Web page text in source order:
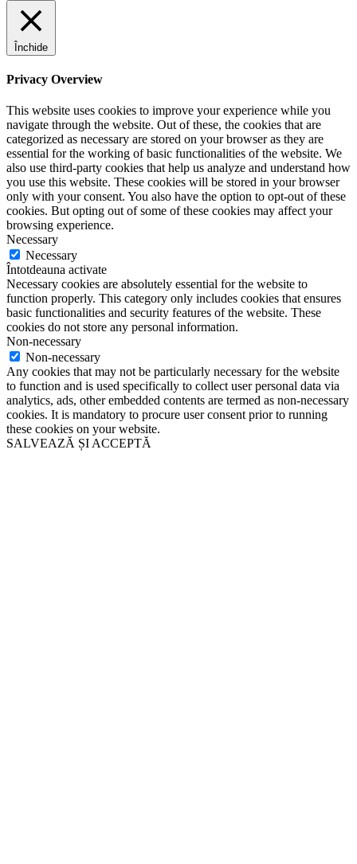
Închide
Privacy Overview
This website uses cookies to improve your experience while you
navigate through the website. Out of these, the cookies that are
categorized as necessary are stored on your browser as they are
essential for the working of basic functionalities of the website. We
also use third-party cookies that help us analyze and understand how
you use this website. These cookies will be stored in your browser
only with your consent. You also have the option to opt-out of these
cookies. But opting out of some of these cookies may affect your
browsing experience.
Necessary
Necessary
Întotdeauna activate
Necessary cookies are absolutely essential for the website to
function properly. This category only includes cookies that ensures
basic functionalities and security features of the website. These
cookies do not store any personal information.
Non-necessary
Non-necessary
Any cookies that may not be particularly necessary for the website
to function and is used specifically to collect user personal data via
analytics, ads, other embedded contents are termed as non-necessary
cookies. It is mandatory to procure user consent prior to running
these cookies on your website.
SALVEAZĂ ȘI ACCEPTĂ